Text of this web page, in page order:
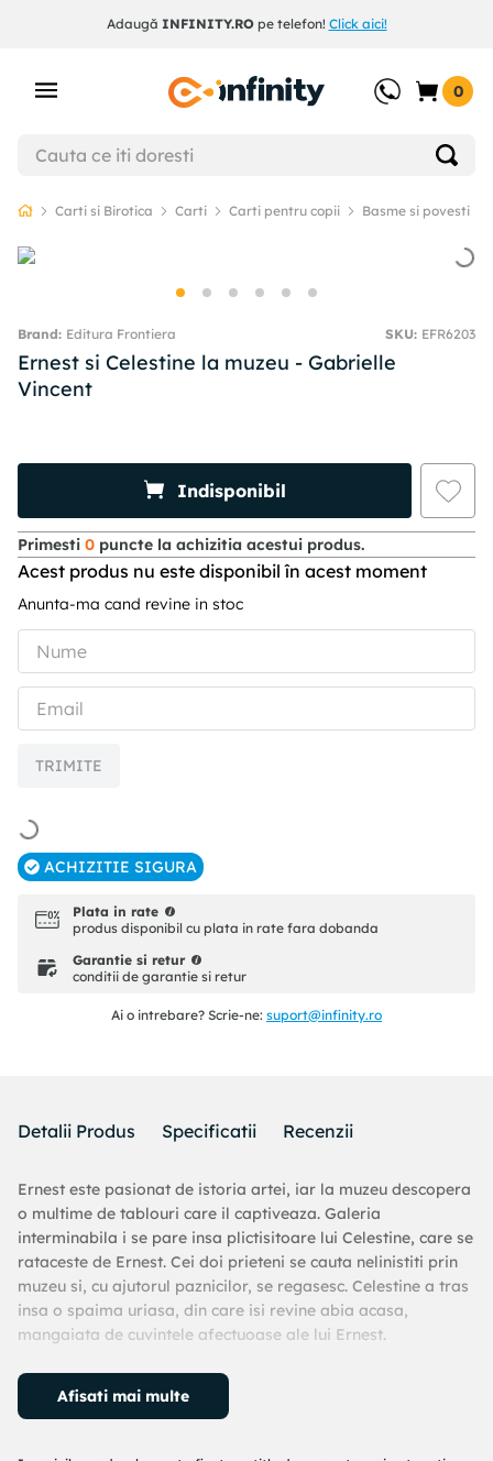
Adaugă INFINITY.ROpe telefon! Click aici!
0
Carti si Birotica Carti Carti pentru copii Basme si povesti
Editura Frontiera SKU: EFR6203
Ernest si Celestine la muzeu - Gabrielle
Vincent
Indisponibil
Primesti 0 puncte la achizitia acestui produs.
Acest produs nu este disponibil în acest moment
Anunta-ma cand revine in stoc
TRIMITE
ACHIZITIE SIGURA
Plata in rate
produs disponibil cu plata in rate fara dobanda
Garantie si retur
conditii de garantie si retur
Ai o intrebare? Scrie-ne: suport@infinity.ro
Detalii Produs Specificatii Recenzii
Ernest este pasionat de istoria artei, iar la muzeu descopera
o multime de tablouri care il captiveaza. Galeria
interminabila i se pare insa plictisitoare lui Celestine, care se
rataceste de Ernest. Cei doi prieteni se cauta nelinistiti prin
muzeu si, cu ajutorul paznicilor, se regasesc. Celestine a tras
insa o spaima uriasa, din care isi revine abia acasa,
mangaiata de cuvintele afectuoase ale lui Ernest.
Ursul Ernest si soricica Celestine sunt printre cele mai
indragite personaje din literatura europeana pentru copii.
viata oricarui copil: micile bucurii sau dezamagiri, pierderea
Afisati mai multe